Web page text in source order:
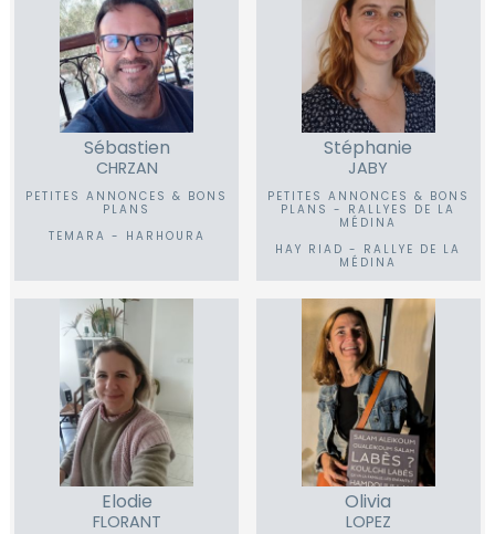
Sébastien
CHRZAN
PETITES ANNONCES & BONS
PLANS
TEMARA - HARHOURA
Stéphanie
JABY
PETITES ANNONCES & BONS
PLANS - RALLYES DE LA
MÉDINA
HAY RIAD - RALLYE DE LA
MÉDINA
Elodie
FLORANT
Olivia
LOPEZ